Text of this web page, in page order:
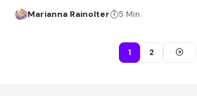
Marianna Rainolter 5 Min
1 2